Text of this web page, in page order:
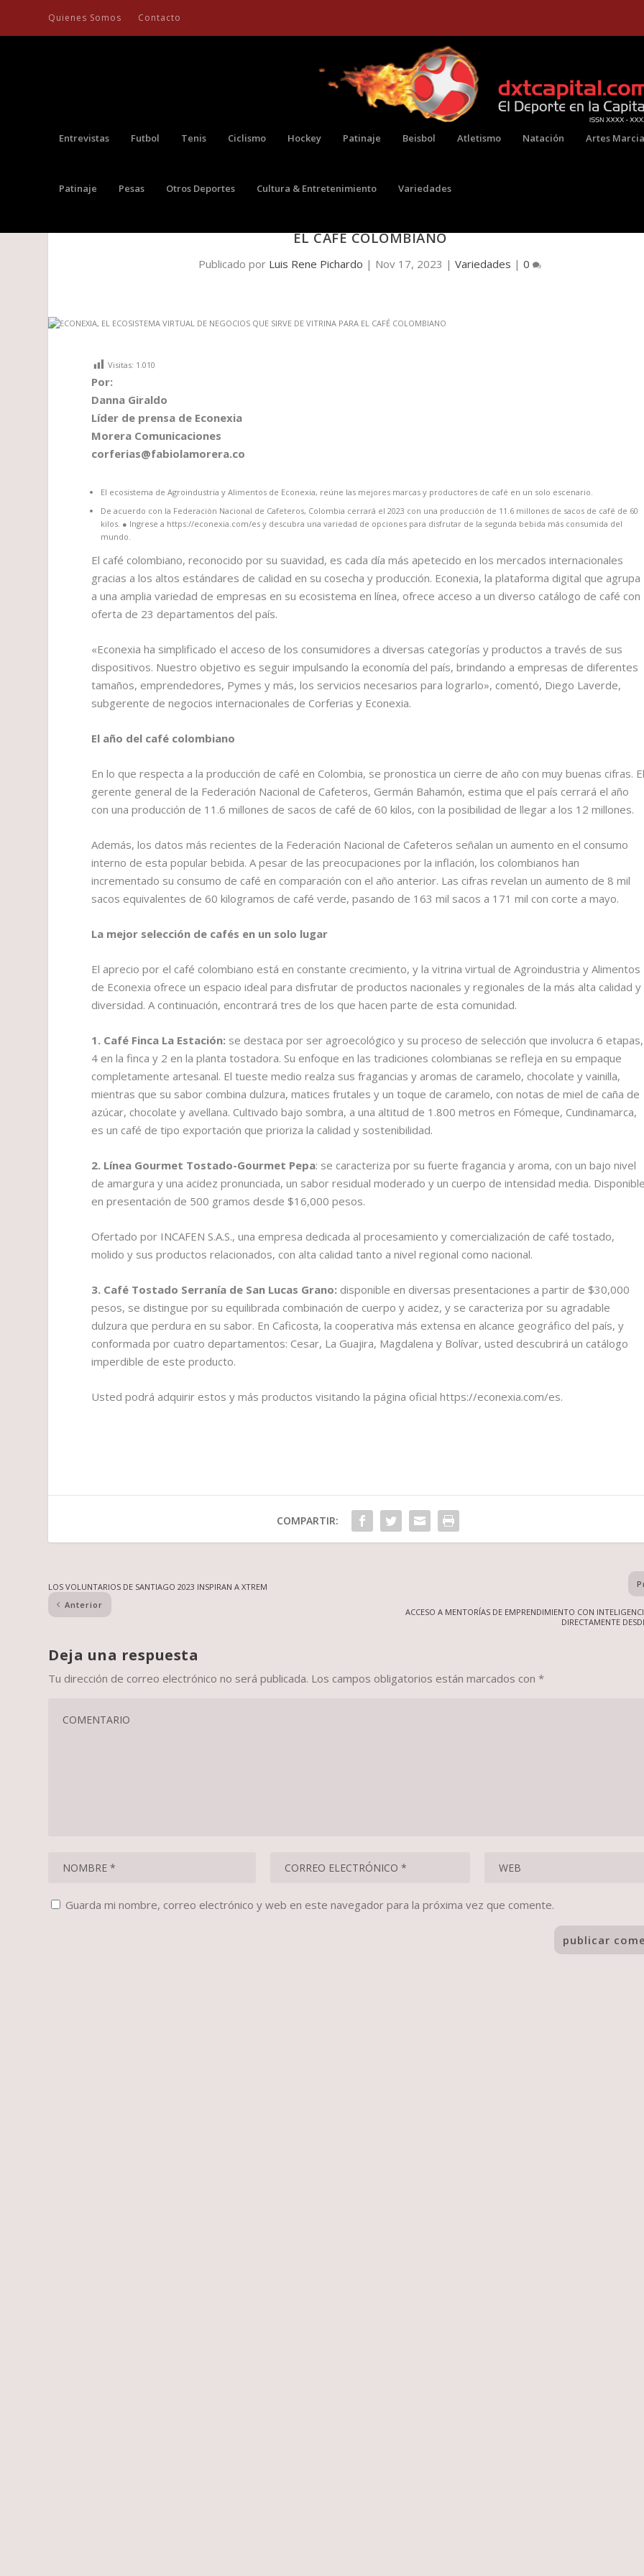
Quienes Somos Contacto
Entrevistas Futbol Tenis Ciclismo Hockey Patinaje Beisbol Atletismo Natación Artes
Patinaje Pesas Otros Deportes Cultura & Entretenimiento Variedades
EL CAFÉ COLOMBIANO
Publicado por Luis Rene Pichardo | Nov 17, 2023 |Variedades |0
Visitas: 1.010
Por:
Danna Giraldo
Líder de prensa de Econexia
Morera Comunicaciones
corferias@fabiolamorera.co
El ecosistema de Agroindustria y Alimentos de Econexia, reúne las mejores marcas y productores de café en un solo escenario.
De acuerdo con la Federación Nacional de Cafeteros, Colombia cerrará el 2023 con una producción de 11.6 millones de sacos de café de 60
kilos. ● Ingrese a https://econexia.com/es y descubra una variedad de opciones para disfrutar de la segunda bebida más consumida del
mundo.
El café colombiano, reconocido por su suavidad, es cada día más apetecido en los mercados internacionales
gracias a los altos estándares de calidad en su cosecha y producción. Econexia, la plataforma digital que agrupa
a una amplia variedad de empresas en su ecosistema en línea, ofrece acceso a un diverso catálogo de café con
oferta de 23 departamentos del país.
«Econexia ha simplificado el acceso de los consumidores a diversas categorías y productos a través de sus
dispositivos. Nuestro objetivo es seguir impulsando la economía del país, brindando a empresas de diferentes
tamaños, emprendedores, Pymes y más, los servicios necesarios para lograrlo», comentó, Diego Laverde,
subgerente de negocios internacionales de Corferias y Econexia.
El año del café colombiano
En lo que respecta a la producción de café en Colombia, se pronostica un cierre de año con muy buenas cifras. El
gerente general de la Federación Nacional de Cafeteros, Germán Bahamón, estima que el país cerrará el año
con una producción de 11.6 millones de sacos de café de 60 kilos, con la posibilidad de llegar a los 12 millones.
Además, los datos más recientes de la Federación Nacional de Cafeteros señalan un aumento en el consumo
interno de esta popular bebida. A pesar de las preocupaciones por la inflación, los colombianos han
incrementado su consumo de café en comparación con el año anterior. Las cifras revelan un aumento de 8 mil
sacos equivalentes de 60 kilogramos de café verde, pasando de 163 mil sacos a 171 mil con corte a mayo.
La mejor selección de cafés en un solo lugar
El aprecio por el café colombiano está en constante crecimiento, y la vitrina virtual de Agroindustria y Alimentos
de Econexia ofrece un espacio ideal para disfrutar de productos nacionales y regionales de la más alta calidad y
diversidad. A continuación, encontrará tres de los que hacen parte de esta comunidad.
1. Café Finca La Estación: se destaca por ser agroecológico y su proceso de selección que involucra 6 etapas,
4 en la finca y 2 en la planta tostadora. Su enfoque en las tradiciones colombianas se refleja en su empaque
completamente artesanal. El tueste medio realza sus fragancias y aromas de caramelo, chocolate y vainilla,
mientras que su sabor combina dulzura, matices frutales y un toque de caramelo, con notas de miel de caña de
azúcar, chocolate y avellana. Cultivado bajo sombra, a una altitud de 1.800 metros en Fómeque, Cundinamarca,
es un café de tipo exportación que prioriza la calidad y sostenibilidad.
2. Línea Gourmet Tostado-Gourmet Pepa: se caracteriza por su fuerte fragancia y aroma, con un bajo nivel
de amargura y una acidez pronunciada, un sabor residual moderado y un cuerpo de intensidad media. Disponible
en presentación de 500 gramos desde $16,000 pesos.
Ofertado por INCAFEN S.A.S., una empresa dedicada al procesamiento y comercialización de café tostado,
molido y sus productos relacionados, con alta calidad tanto a nivel regional como nacional.
3. Café Tostado Serranía de San Lucas Grano: disponible en diversas presentaciones a partir de $30,000
pesos, se distingue por su equilibrada combinación de cuerpo y acidez, y se caracteriza por su agradable
dulzura que perdura en su sabor. En Caficosta, la cooperativa más extensa en alcance geográfico del país, y
conformada por cuatro departamentos: Cesar, La Guajira, Magdalena y Bolívar, usted descubrirá un catálogo
imperdible de este producto.
Usted podrá adquirir estos y más productos visitando la página oficial https://econexia.com/es.
COMPARTIR:
LOS VOLUNTARIOS DE SANTIAGO 2023 INSPIRAN A XTREM
Anterior
ACCESO A MENTORÍAS DE EMPRENDIMIENTO CON
DIRECTAMENTE
Deja una respuesta
Tu dirección de correo electrónico no será publicada. Los campos obligatorios están marcados con*
Guarda mi nombre, correo electrónico y web en este navegador para la próxima vez que comente.